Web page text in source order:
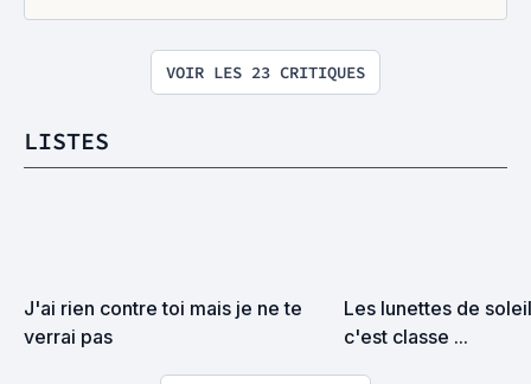
VOIR LES 23 CRITIQUES
LISTES
J'ai rien contre toi mais je ne te
verrai pas
Les lunettes de
c'est classe ...